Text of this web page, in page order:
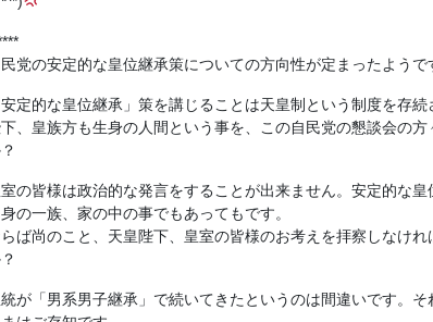
民党の安定的な皇位継承策についての方向性が定まったようで
安定的な皇位継承」策を講じることは天皇制という制度を存
、皇族方も生身の人間という事を、この自民党の懇談会の
の皆様は政治的な発言をすることが出来ません。安定的な
の一族、家の中の事でもあってもです。
ば尚のこと、天皇陛下、皇室の皆様のお考えを拝察しなけ
が「男系男子継承」で続いてきたというのは間違いです。